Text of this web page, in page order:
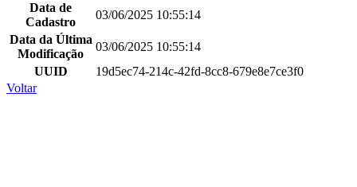
Data de
Cadastro
03/06/2025 10:55:14
Data da Última
Modificação
03/06/2025 10:55:14
UUID
19d5ec74-214c-42fd-8cc8-679e8e7ce3f0
Voltar